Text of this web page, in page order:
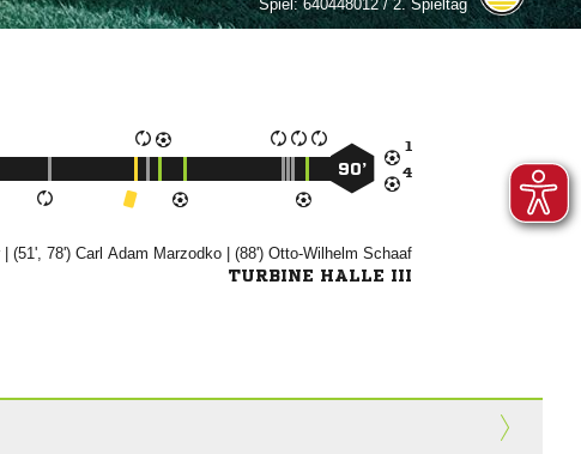
Spiel:640448012 / 2. Spieltag


90’
| (51', 78')   | (88') 
TURBINE HALLE III